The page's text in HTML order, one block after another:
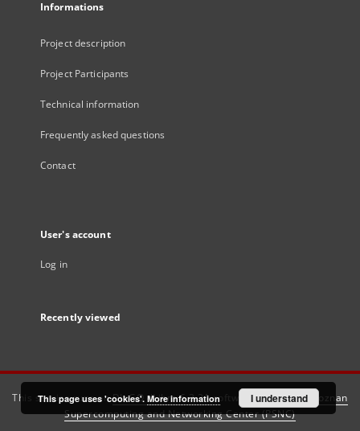
Informations
Project description
Project Participants
Technical information
Frequently asked questions
Contact
User's account
Log in
Recently viewed
This service runs onDInGO dLibra 6.3.21software created by
Poznan
Supercomputing and Networking Center (PSNC)
This page uses 'cookies'. More information I understand